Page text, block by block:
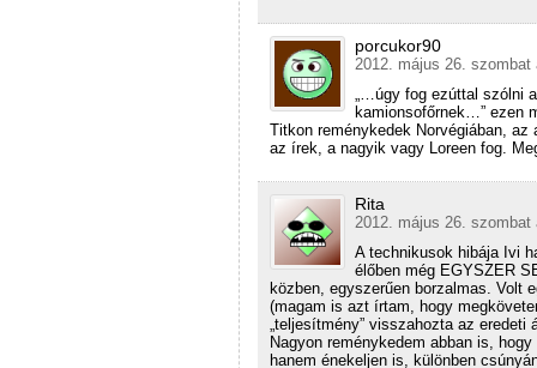
porcukor90
2012. május 26. szombat
„…úgy fog ezúttal szólni
kamionsofőrnek…” ezen
Titkon reménykedek Norvégiában,
az írek, a nagyik vagy Loreen fog.
Rita
2012. május 26. szombat
A technikusok hibája Ivi
élőben még EGYSZER
közben, egyszerűen borzalmas. Volt
(magam is azt írtam, hogy
„teljesítmény” visszahozta az eredeti
Nagyon reménykedem abban is,
hanem énekeljen is, különben